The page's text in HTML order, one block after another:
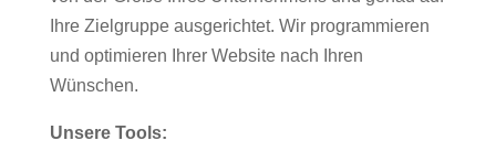
Ihre Zielgruppe ausgerichtet. Wir programmieren
und optimieren Ihrer Website nach Ihren
Wünschen.
Unsere Tools: